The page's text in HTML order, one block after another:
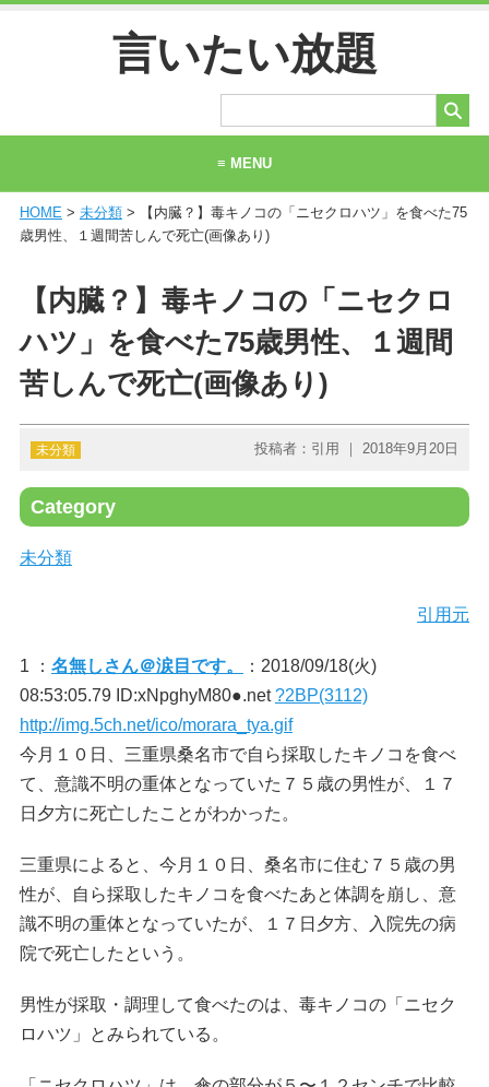
言いたい放題
≡ MENU
ホーム
お問い合わせ
HOME> 未分類> 【内臓？】毒キノコの「ニセクロハツ」を食べた75
歳男性、１週間苦しんで死亡(画像あり)
【内臓？】毒キノコの「ニセクロ
ハツ」を食べた75歳男性、１週間
苦しんで死亡(画像あり)
未分類 投稿者：引用 ｜ 2018年9月20日
Category
未分類
引用元
1 ： 名無しさん＠涙目です。
：2018/09/18(火)
08:53:05.79 ID:xNpghyM80●.net?2BP(3112)
http://img.5ch.net/ico/morara_tya.gif
今月１０日、三重県桑名市で自ら採取したキノコを食べ
て、意識不明の重体となっていた７５歳の男性が、１７
日夕方に死亡したことがわかった。
三重県によると、今月１０日、桑名市に住む７５歳の男
性が、自ら採取したキノコを食べたあと体調を崩し、意
識不明の重体となっていたが、１７日夕方、入院先の病
院で死亡したという。
男性が採取・調理して食べたのは、毒キノコの「ニセク
ロハツ」とみられている。